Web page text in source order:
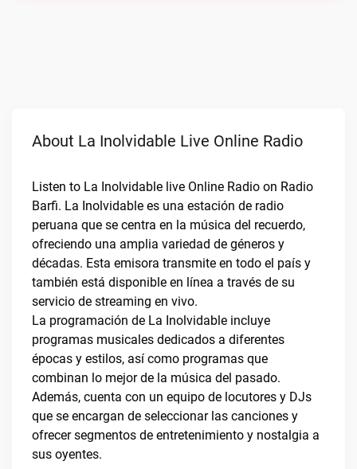
About La Inolvidable Live Online Radio
Listen to La Inolvidable live Online Radio on Radio
Barfi. La Inolvidable es una estación de radio
peruana que se centra en la música del recuerdo,
ofreciendo una amplia variedad de géneros y
décadas. Esta emisora transmite en todo el país y
también está disponible en línea a través de su
servicio de streaming en vivo.
La programación de La Inolvidable incluye
programas musicales dedicados a diferentes
épocas y estilos, así como programas que
combinan lo mejor de la música del pasado.
Además, cuenta con un equipo de locutores y DJs
que se encargan de seleccionar las canciones y
ofrecer segmentos de entretenimiento y nostalgia a
sus oyentes.